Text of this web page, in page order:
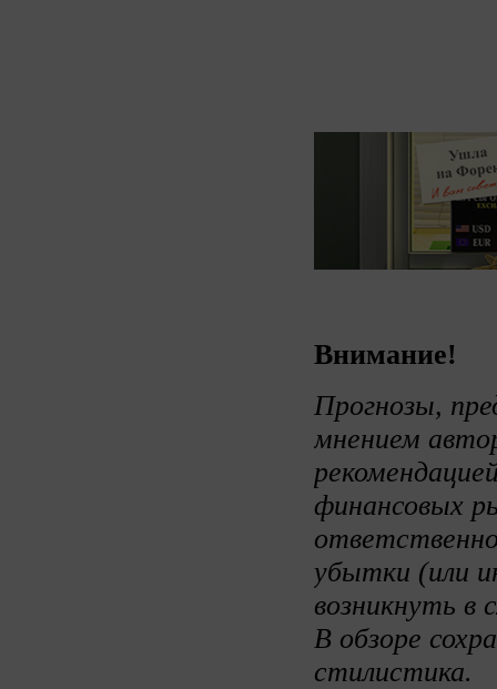
Внимание!
Прогнозы,
мнением
финансовых
убытки (или
возникнуть в
В обзоре
стилистика.